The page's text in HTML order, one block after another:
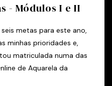
- Módulos I e II
metas para este ano,
minhas prioridades e,
matriculada numa das
de Aquarela da